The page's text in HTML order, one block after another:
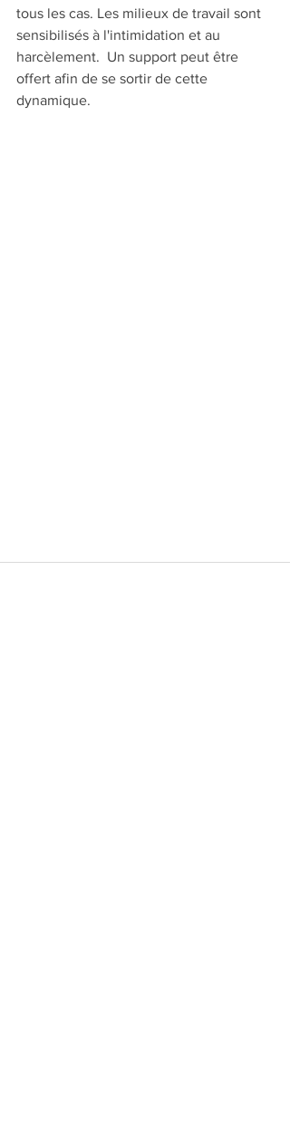
tous les cas. Les milieux de travail sont
sensibilisés à l'intimidation et au
harcèlement.  Un support peut être
offert afin de se sortir de cette
dynamique.